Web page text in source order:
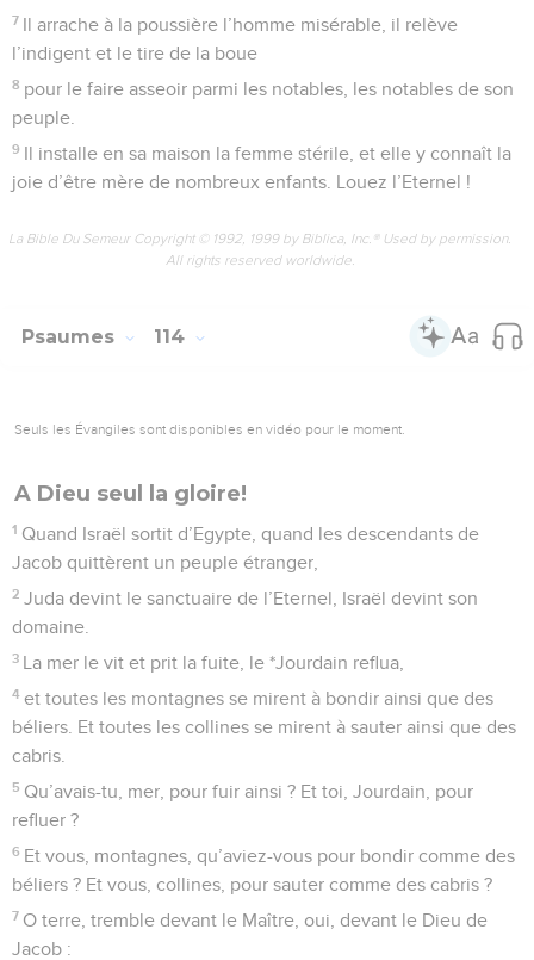
7 Il arrache à la poussière l’homme misérable, il relève
l’indigent et le tire de la boue
8 pour le faire asseoir parmi les notables, les notables de son
peuple.
9 Il installe en sa maison la femme stérile, et elle y connaît la
joie d’être mère de nombreux enfants. Louez l’Eternel !
La Bible Du Semeur Copyright © 1992, 1999 by Biblica, Inc.® Used by permission.
All rights reserved worldwide.
Psaumes 114
Seuls les Évangiles sont disponibles en vidéo pour le moment.
A Dieu seul la gloire!
1 Quand Israël sortit d’Egypte, quand les descendants de
Jacob quittèrent un peuple étranger,
2 Juda devint le sanctuaire de l’Eternel, Israël devint son
domaine.
3 La mer le vit et prit la fuite, le *Jourdain reflua,
4 et toutes les montagnes se mirent à bondir ainsi que des
béliers. Et toutes les collines se mirent à sauter ainsi que des
cabris.
5 Qu’avais-tu, mer, pour fuir ainsi ? Et toi, Jourdain, pour
refluer ?
6 Et vous, montagnes, qu’aviez-vous pour bondir comme des
béliers ? Et vous, collines, pour sauter comme des cabris ?
7 O terre, tremble devant le Maître, oui, devant le Dieu de
Jacob :